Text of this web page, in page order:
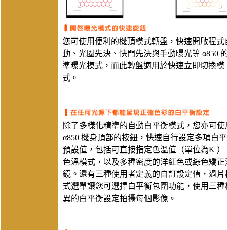
您可使用便利的機頂模式轉盤，快速開啟程式
動、光圈先決、快門先決與手動曝光等 α850
準曝光模式，而此轉盤適用於快速立即切換模
式。
除了多樣化精準的自動白平衡模式，您亦可
α850 機身頂部的按鈕，快速自行設定多項白
預設值，包括可直接指定色溫值（單位為K ）
色溫模式，以及多種密度的洋紅色或綠色矯正
鏡。還有三種使用者定義的自訂設定值，過片
式選單讓您可選擇白平衡包圍功能，使用三種
異的白平衡設定拍攝每個影像。